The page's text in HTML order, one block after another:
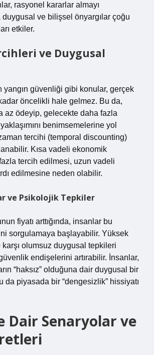
rasyonel kararlar almayı
duygusal ve bilişsel önyargılar çoğu
etkiler.
ve Duygusal
yangın güvenliği gibi konular, gerçek
öncelikli hale gelmez. Bu da,
az ödeyip, gelecekte daha fazla
benimsemelerine yol
tercihi (temporal discounting)
Kısa vadeli ekonomik
tercih edilmesi, uzun vadeli
edilmesine neden olabilir.
ve Psikolojik Tepkiler
fiyatı arttığında, insanlar bu
sorgulamaya başlayabilir. Yüksek
olumsuz duygusal tepkileri
endişelerini artırabilir. İnsanlar,
“haksız” olduğuna dair duygusal bir
da piyasada bir “dengesizlik” hissiyatı
Dair Senaryolar ve